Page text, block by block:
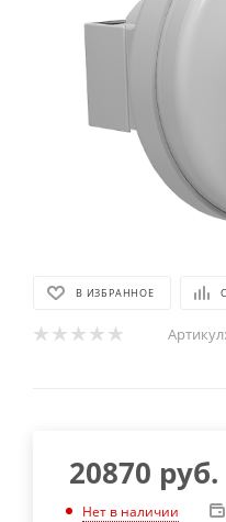
В ИЗБРАННОЕ
Артикул:
20870 руб.
Нет в наличии